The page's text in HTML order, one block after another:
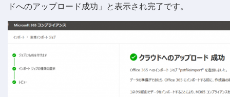
ドへのアップロード成功」と表示され完了です。